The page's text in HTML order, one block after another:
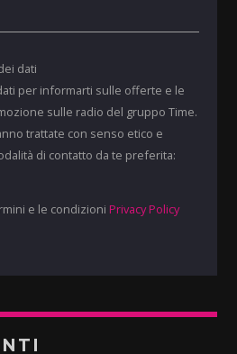
dati
per informarti sulle offerte e le
sulle radio del gruppo Time.
trattate con senso etico e
di contatto da te preferita:
e le condizioni Privacy Policy